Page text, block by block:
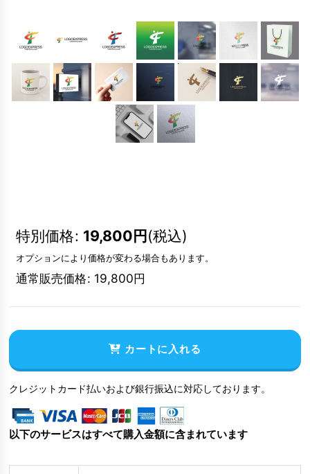
特別価格: 19,800円(税込)
オプションにより価格が変わる場合もあります。
通常販売価格: 19,800円
カートに入れる
クレジットカード払いおよび銀行振込に対応しております。
以下のサービスはすべて購入金額に含まれています